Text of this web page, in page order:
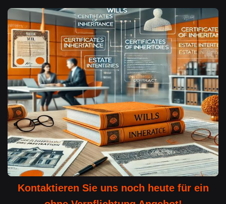
Kontaktieren Sie uns noch heute für ein